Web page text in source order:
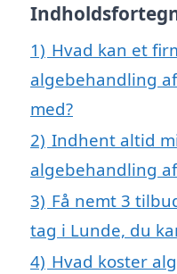
1) Hvad kan et
algebehandling
med?
2) Indhent altid
algebehandling
3) Få nemt 3
tag i Lunde, du
4) Hvad koster